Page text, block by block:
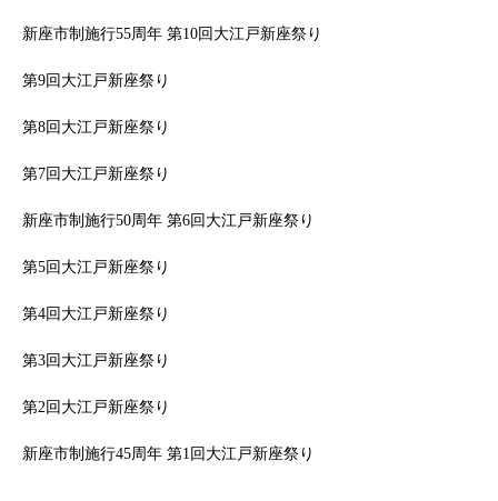
新座市制施行55周年 第10回大江戸新座祭り
第9回大江戸新座祭り
第8回大江戸新座祭り
第7回大江戸新座祭り
新座市制施行50周年 第6回大江戸新座祭り
第5回大江戸新座祭り
第4回大江戸新座祭り
第3回大江戸新座祭り
第2回大江戸新座祭り
新座市制施行45周年 第1回大江戸新座祭り